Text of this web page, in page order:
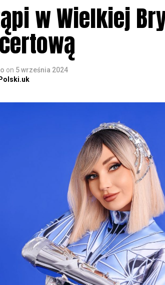
w Wielkiej
on 5 września 2024